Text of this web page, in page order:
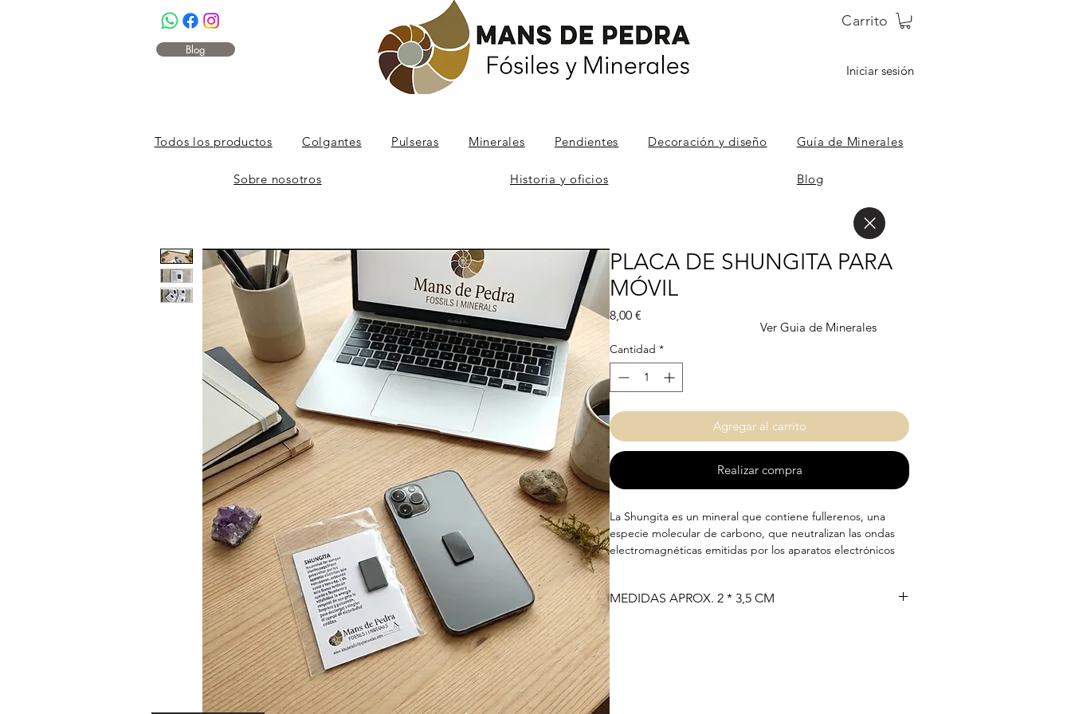
Blog
Carrito
Iniciar sesión
Todos los productos Colgantes Pulseras Minerales Pendientes Decoración y diseño Guía de Minerales
Sobre nosotros Historia y oficios Blog
PLACA DE SHUNGITA PARA
MÓVIL
8,00 €
Cantidad *
Agregar al carrito
Realizar compra
La Shungita es un mineral que contiene fullerenos, una
especie molecular de carbono, que neutralizan las ondas
electromagnéticas emitidas por los aparatos electrónicos
llevarlas en el móvil o pegarlas al routes, ordenador,
MEDIDAS APROX. 2 * 3,5 CM
Ver Guia de Minerales